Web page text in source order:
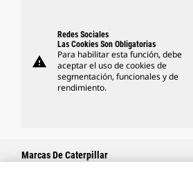
warning
Redes Sociales
Las Cookies Son Obligatorias
Para habilitar esta función, debe
aceptar el uso de cookies de
segmentación, funcionales y de
rendimiento.
Marcas De Caterpillar